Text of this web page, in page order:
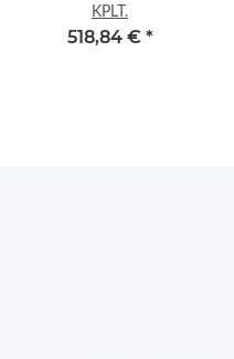
KPLT.
518,84 € *